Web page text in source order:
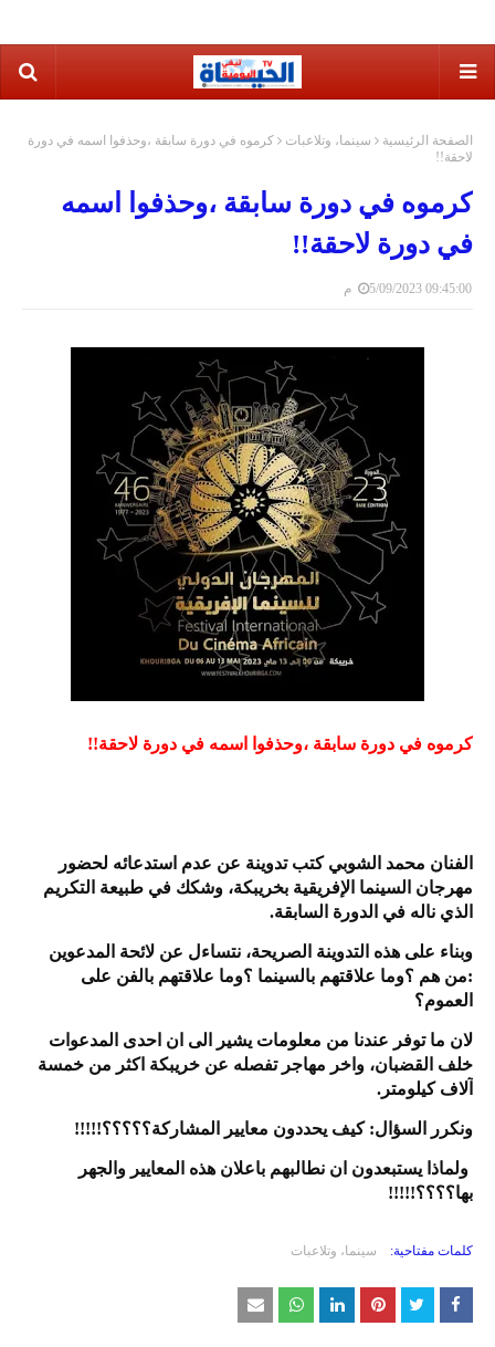
الصفحة الرئيسية سينما، وتلاعبات
كرموه في دورة سابقة ،وحذفوا اسمه في دورة
لاحقة!!
كرموه في دورة سابقة ،وحذفوا اسمه
في دورة لاحقة!!
5/09/2023 09:45:00 م
كرموه في دورة سابقة ،وحذفوا اسمه في دورة لاحقة!!
الفنان محمد الشوبي كتب تدوينة عن عدم استدعائه لحضور
مهرجان السينما الإفريقية بخريبكة، وشكك في طبيعة التكريم
الذي ناله في الدورة السابقة.
وبناء على هذه التدوينة الصريحة، نتساءل عن ﻻئحة المدعوين
:من هم ؟وما علاقتهم بالسينما ؟وما علاقتهم بالفن على
العموم؟
لان ما توفر عندنا من معلومات يشير الى ان احدى المدعوات
خلف القضبان، واخر مهاجر تفصله عن خريبكة اكثر من خمسة
آلاف كيلومتر.
ونكرر السؤال: كيف يحددون معايير المشاركة؟؟؟؟؟!!!!!
ولماذا يستبعدون ان نطالبهم باعلان هذه المعايير والجهر
بها؟؟؟؟!!!!!
كلمات مفتاحية: سينما، وتلاعبات